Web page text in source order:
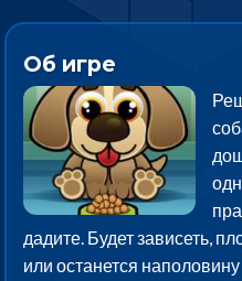
Об игре
дадите. Будет зависеть,
или останется